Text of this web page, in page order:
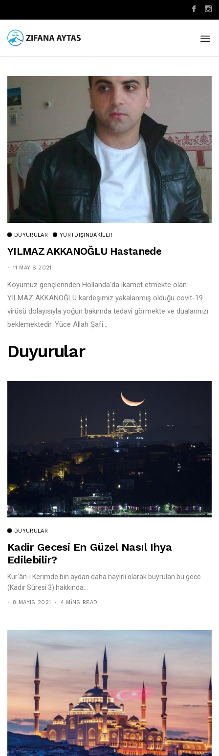
DUYURULAR YURTDIŞINDAKILER
YILMAZ AKKANOĞLU Hastanede
11 MAYIS 2021
Köyümüz gençlerinden Hollanda'da ikamet etmekte olan
YILMAZ AKKANOĞLU kardeşimiz yakalanmış olduğu covit-19
virüsü dolayısıyla yoğun bakımda tedavi görmekte ve dualarınızı
beklemektedir. Yüce Allah Şafi...
Duyurular
DUYURULAR
Kadir Gecesi En Güzel Nasıl Ihya
Edilebilir?
Kur’ân-ı Kerimde bin aydan daha hayırlı olarak buyrulan bu gece
(Kadir Sûresi 3) hakkında...
8 MAYIS 2021 4 MINS READ